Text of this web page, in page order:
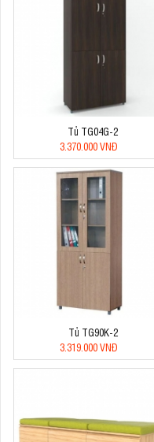
Tủ TG04G-2
3.370.000 VNĐ
Tủ TG90K-2
3.319.000 VNĐ